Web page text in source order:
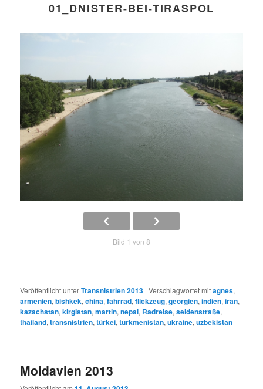
01_DNISTER-BEI-TIRASPOL
Bild 1 von 8
Veröffentlicht unterTransnistrien 2013 |Verschlagwortet mitagnes,
armenien,bishkek,china,fahrrad,flickzeug,georgien,indien,iran,
kazachstan,kirgistan,martin,nepal, Radreise,seidenstraße,
thailand,transnistrien,türkei,turkmenistan,ukraine,uzbekistan
Moldavien 2013